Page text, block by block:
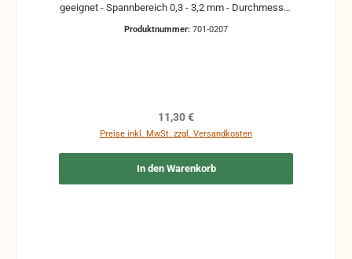
geeignet - Spannbereich 0,3 - 3,2 mm - Durchmesser
Produktnummer: 701-0207
Regulärer Preis:
11,30 €
Preise inkl. MwSt. zzgl. Versandkosten
In den Warenkorb